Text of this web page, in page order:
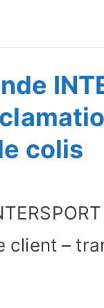
colis
client –